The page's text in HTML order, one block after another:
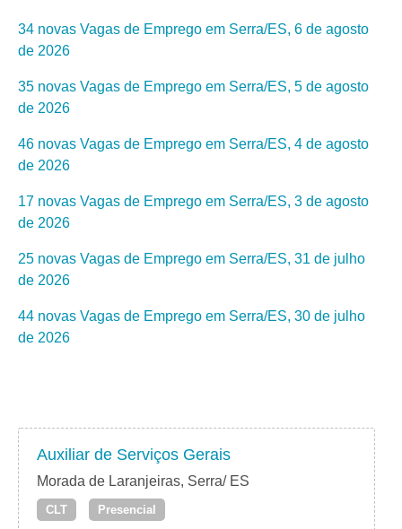
34 novas Vagas de Emprego em Serra/ES, 6 de agosto
de 2026
35 novas Vagas de Emprego em Serra/ES, 5 de agosto
de 2026
46 novas Vagas de Emprego em Serra/ES, 4 de agosto
de 2026
17 novas Vagas de Emprego em Serra/ES, 3 de agosto
de 2026
25 novas Vagas de Emprego em Serra/ES, 31 de julho
de 2026
44 novas Vagas de Emprego em Serra/ES, 30 de julho
de 2026
Auxiliar de Serviços Gerais
Morada de Laranjeiras, Serra/ ES
CLT Presencial